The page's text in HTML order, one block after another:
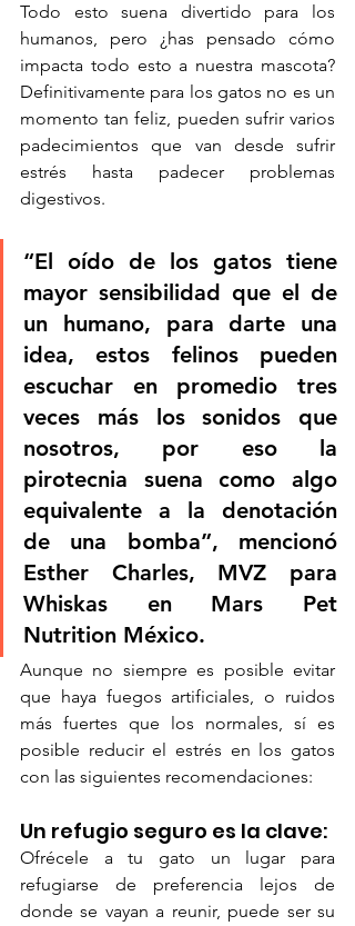
Todo esto suena divertido para los
humanos, pero ¿has pensado cómo
impacta todo esto a nuestra mascota?
Definitivamente para los gatos no es un
momento tan feliz, pueden sufrir varios
padecimientos que van desde sufrir
estrés hasta padecer problemas
digestivos.
“El oído de los gatos tiene
mayor sensibilidad que el de
un humano, para darte una
idea, estos felinos pueden
escuchar en promedio tres
veces más los sonidos que
nosotros, por eso la
pirotecnia suena como algo
equivalente a la denotación
de una bomba”, mencionó
Esther Charles, MVZ para
Whiskas en Mars Pet
Nutrition México.
Aunque no siempre es posible evitar
que haya fuegos artificiales, o ruidos
más fuertes que los normales, sí es
posible reducir el estrés en los gatos
con las siguientes recomendaciones:
Un refugio seguro es la clave:
Ofrécele a tu gato un lugar para
refugiarse de preferencia lejos de
donde se vayan a reunir, puede ser su